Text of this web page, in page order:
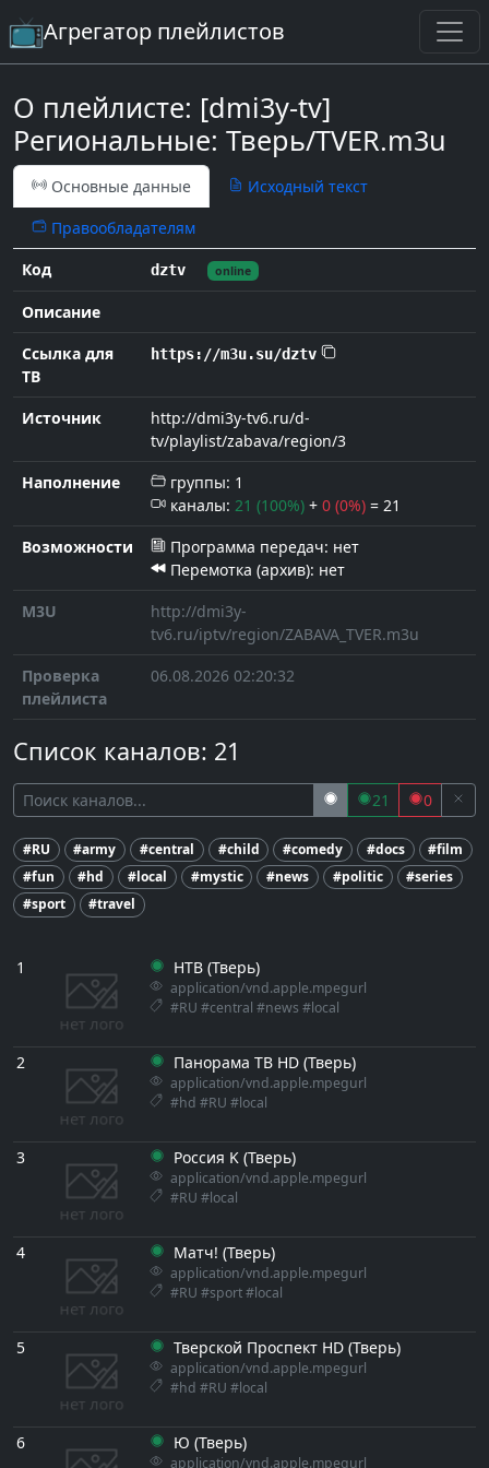
Агрегатор плейлистов
О плейлисте: [dmi3y-tv]
Региональные: Тверь/TVER.m3u
Основные данные
Исходный текст
Правообладателям
Код
dztv online
Описание
Ccылка для
ТВ
https://m3u.su/dztv
Источник
http://dmi3y-tv6.ru/d-
tv/playlist/zabava/region/3
Наполнение
группы: 1
каналы: 21 (100%) + 0 (0%) = 21
Возможности
Программа передач: нет
Перемотка (архив): нет
M3U
http://dmi3y-
tv6.ru/iptv/region/ZABAVA_TVER.m3u
Проверка
плейлиста
06.08.2026 02:20:32
Список каналов: 21
21 0
#RU #army #central #child #comedy #docs
#film
#fun
#hd #local #mystic #news #politic
#series
#sport
#travel
1 НТВ (Тверь)
application/vnd.apple.mpegurl
#RU #central #news #local
2 Панорама ТВ HD (Тверь)
application/vnd.apple.mpegurl
#hd #RU #local
3 Россия K (Тверь)
application/vnd.apple.mpegurl
#RU #local
4 Матч! (Тверь)
application/vnd.apple.mpegurl
#RU #sport#local
5 Тверской Проспект HD (Тверь)
application/vnd.apple.mpegurl
#hd #RU #local
6 Ю (Тверь)
application/vnd.apple.mpegurl